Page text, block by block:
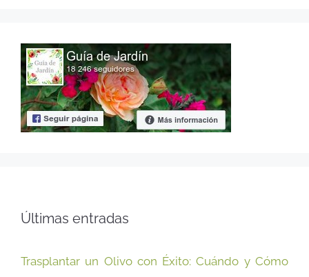
Últimas entradas
Trasplantar un Olivo con Éxito: Cuándo y Cómo